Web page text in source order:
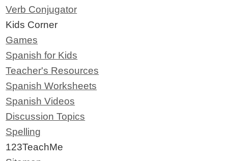
Verb Conjugator
Kids Corner
Games
Spanish for Kids
Teacher's Resources
Spanish Worksheets
Spanish Videos
Discussion Topics
Spelling
123TeachMe